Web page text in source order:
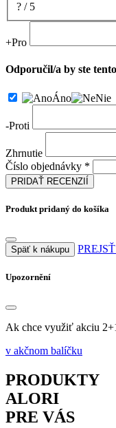
? / 5
+Pro
Odporučil/a by ste
Áno Nie
-Proti
Zhrnutie
Číslo objednávky *
PRIDAŤ RECENZIÍ
Produkt pridaný do košíka
Späť k nákupu
Upozornění
Ak chce využiť akciu
v akčnom balíčku
PRODUKTY
ALORI
PRE VÁS